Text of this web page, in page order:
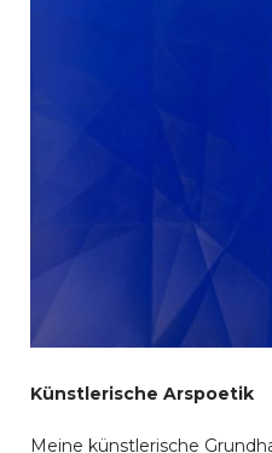
Künstlerische Arspoetik
Meine künstlerische